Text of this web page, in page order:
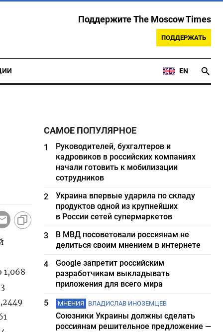
Поддержите The Moscow Times
ПОДДЕРЖАТЬ
EN
1,068
САМОЕ ПОПУЛЯРНОЕ
1
Руководителей, бухгалтеров и
кадровиков в российских компаниях
начали готовить к мобилизации
сотрудников
2
Украина впервые ударила по складу
продуктов одной из крупнейших
в России сетей супермаркетов
3
В МВД посоветовали россиянам не
делиться своим мнением в интернете
4
Google запретит российским
разработчикам выкладывать
приложения для всего мира
5
МНЕНИЯ ВЛАДИСЛАВ ИНОЗЕМЦЕВ
Союзники Украины должны сделать
россиянам решительное предложение —